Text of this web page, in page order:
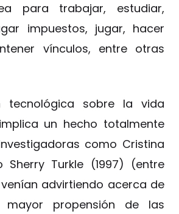
para trabajar, estudiar,
impuestos, jugar, hacer
vínculos, entre otras
tecnológica sobre la vida
un hecho totalmente
como Cristina
Sherry Turkle (1997) (entre
advirtiendo acerca de
propensión de las